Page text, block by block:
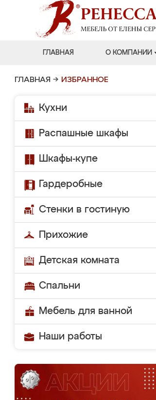
ГЛАВНАЯ О КОМПАНИИ
ГЛАВНАЯ → ИЗБРАННОЕ
Кухни
Распашные шкафы
Шкафы-купе
Гардеробные
Стенки в гостиную
Прихожие
Детская комната
Спальни
Мебель для ванной
Наши работы